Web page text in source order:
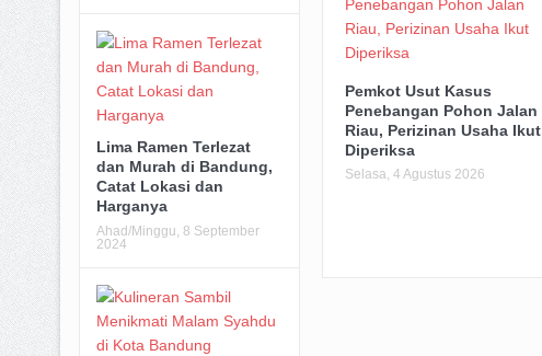
Pemkot Usut Kasus
Penebangan Pohon Jalan
Riau, Perizinan Usaha Ikut
Diperiksa
Selasa, 4 Agustus 2026
Lima Ramen Terlezat
dan Murah di Bandung,
Catat Lokasi dan
Harganya
Ahad/Minggu, 8 September
2024